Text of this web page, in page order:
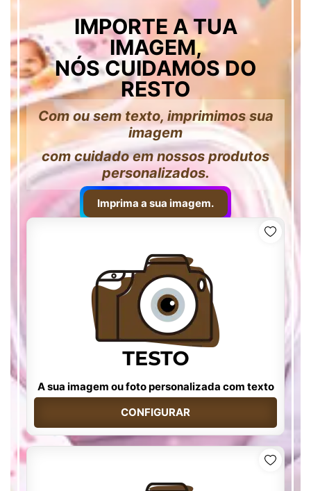
IMPORTE A TUA
IMAGEM,
NÓS CUIDAMOS DO
RESTO
Com ou sem texto, imprimimos sua
imagem
com cuidado em nossos produtos
personalizados.
Imprima a sua imagem.
A sua imagem ou foto personalizada com texto
CONFIGURAR